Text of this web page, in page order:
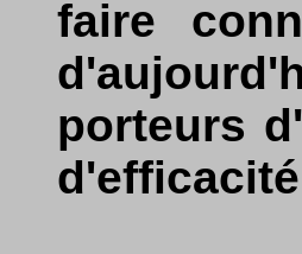
faire
porteurs